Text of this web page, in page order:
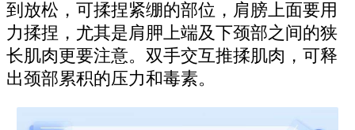
到放松，可揉捏紧绷的部位，肩膀上面要用
力揉捏，尤其是肩胛上端及下颈部之间的狭
长肌肉更要注意。双手交互推揉肌肉，可释
出颈部累积的压力和毒素。